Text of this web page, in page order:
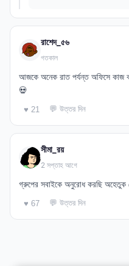
রাশেদ_৫৬
গতকাল
আজকে অনেক রাত পর্যন্ত অফিসে কাজ
💀
♥ 21 💬 উত্তর দিন
সীমা_রয়
2 সপ্তাহ আগে
গ্রুপের সবাইকে অনুরোধ করছি অহেতুক
♥ 67 💬 উত্তর দিন